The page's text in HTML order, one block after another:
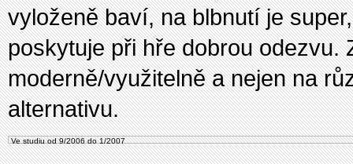
vyloženě baví, na blbnutí je
poskytuje při hře dobrou
moderně/využitelně a nejen na
alternativu.
Ve studiu od 9/2006 do 1/2007